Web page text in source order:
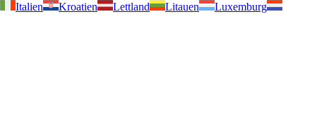
Italien Kroatien Lettland Litauen
Luxemburg